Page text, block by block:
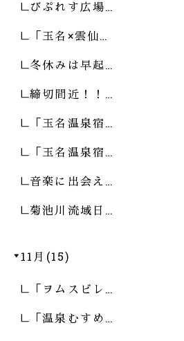
びぷれす広場…
「玉名×雲仙…
冬休みは早起…
締切間近！！…
「玉名温泉宿…
「玉名温泉宿…
音楽に出会え…
菊池川流域日…
11月(15)
「ヲムスビレ…
「温泉むすめ…